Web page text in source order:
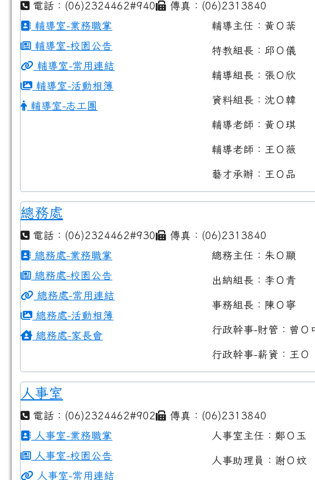
電話：(06)2324462#940
傳真：(06)2313840
輔導室-業務職掌
輔導室-校園公告
輔導室-常用連結
輔導室-活動相簿
輔導室-志工團
輔導主任：黃Ｏ棻
特教組長：邱Ｏ儀
輔導組長：張Ｏ欣
資料組長：沈Ｏ韓
輔導老師：黃Ｏ琪
輔導老師：王Ｏ薇
藝才承辦：王Ｏ品
總務處
電話：(06)2324462#930
傳真：(06)2313840
總務處-業務職掌
總務處-校園公告
總務處-常用連結
總務處-活動相簿
總務處-家長會
總務主任：朱Ｏ顯
出納組長：李Ｏ青
事務組長：陳Ｏ寧
行政幹事-財管：曾Ｏ
行政幹事-薪資：王Ｏ
人事室
電話：(06)2324462#902
傳真：(06)2313840
人事室-業務職掌
人事室-校園公告
人事室-常用連結
人事室主任：鄭Ｏ玉
人事助理員：謝Ｏ妏